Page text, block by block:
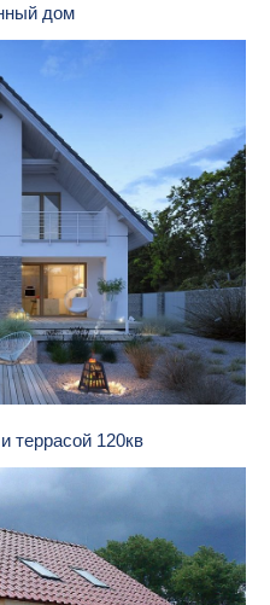
дом
террасой 120кв